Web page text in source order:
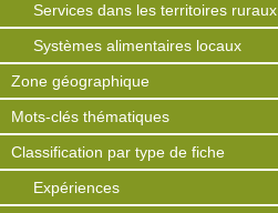
Services dans les territoires ruraux
Systèmes alimentaires locaux
Zone géographique
Mots-clés thématiques
Classification par type de fiche
Expériences